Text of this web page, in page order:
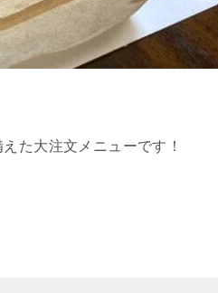
た大注文メニューです！